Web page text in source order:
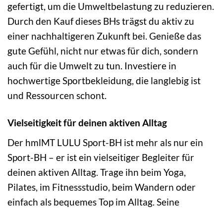
gefertigt, um die Umweltbelastung zu reduzieren.
Durch den Kauf dieses BHs trägst du aktiv zu
einer nachhaltigeren Zukunft bei. Genieße das
gute Gefühl, nicht nur etwas für dich, sondern
auch für die Umwelt zu tun. Investiere in
hochwertige Sportbekleidung, die langlebig ist
und Ressourcen schont.
Vielseitigkeit für deinen aktiven Alltag
Der hmlMT LULU Sport-BH ist mehr als nur ein
Sport-BH – er ist ein vielseitiger Begleiter für
deinen aktiven Alltag. Trage ihn beim Yoga,
Pilates, im Fitnessstudio, beim Wandern oder
einfach als bequemes Top im Alltag. Seine